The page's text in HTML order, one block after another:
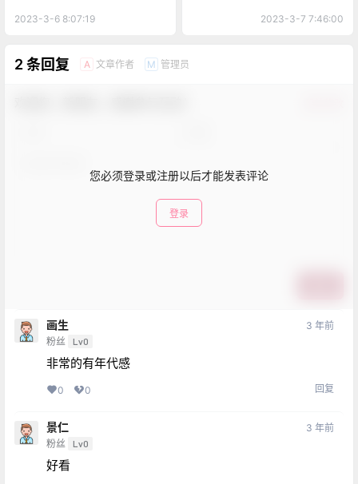
2023-3-6 8:07:19 2023-3-7 7:46:00
2 条回复 A 文章作者 M 管理员
您必须登录或注册以后才能发表评论
登录
画生
粉丝 Lv0
3 年前
非常的有年代感
0 0 回复
景仁
粉丝 Lv0
3 年前
好看